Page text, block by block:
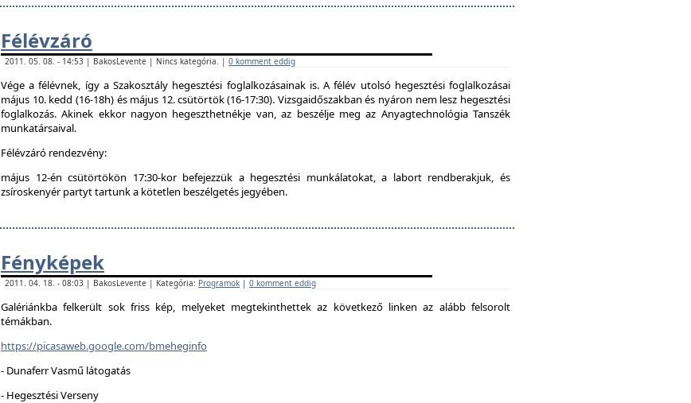
Félévzáró
2011. 05. 08. - 14:53 | BakosLevente | Nincs kategória. | 0 komment eddig
Vége a félévnek, így a Szakosztály hegesztési foglalkozásainak is. A félév utolsó hegesztési foglalkozásai
május 10. kedd (16-18h) és május 12. csütörtök (16-17:30). Vizsgaidőszakban és nyáron nem lesz hegesztési
foglalkozás. Akinek ekkor nagyon hegeszthetnékje van, az beszélje meg az Anyagtechnológia Tanszék
munkatársaival.
Félévzáró rendezvény:
május 12-én csütörtökön 17:30-kor befejezzük a hegesztési munkálatokat, a labort rendberakjuk, és
zsíroskenyér partyt tartunk a kötetlen beszélgetés jegyében.
Fényképek
2011. 04. 18. - 08:03 | BakosLevente | Kategória: Programok | 0 komment eddig
Galériánkba felkerült sok friss kép, melyeket megtekinthettek az következő linken az alább felsorolt
témákban.
https://picasaweb.google.com/bmeheginfo
- Dunaferr Vasmű látogatás
- Hegesztési Verseny